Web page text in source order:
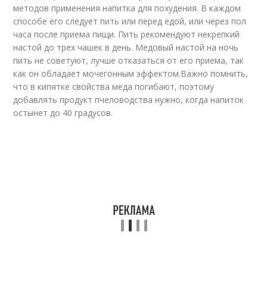
методов применения напитка для похудения. В каждом
способе его следует пить или перед едой, или через пол
часа после приема пищи. Пить рекомендуют некрепкий
настой до трех чашек в день. Медовый настой на ночь
пить не советуют, лучше отказаться от его приема, так
как он обладает мочегонным эффектом.Важно помнить,
что в кипятке свойства меда погибают, поэтому
добавлять продукт пчеловодства нужно, когда напиток
остынет до 40 градусов.